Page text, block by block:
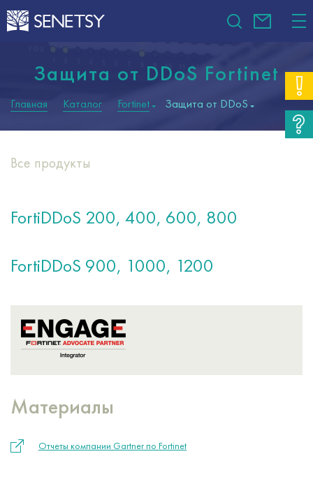
Защита от DDoS Fortinet
Главная Каталог Fortinet Защита от DDoS
Все продукты
FortiDDoS 200, 400, 600, 800
FortiDDoS 900, 1000, 1200
Материалы
Отчеты компании Gartner по Fortinet